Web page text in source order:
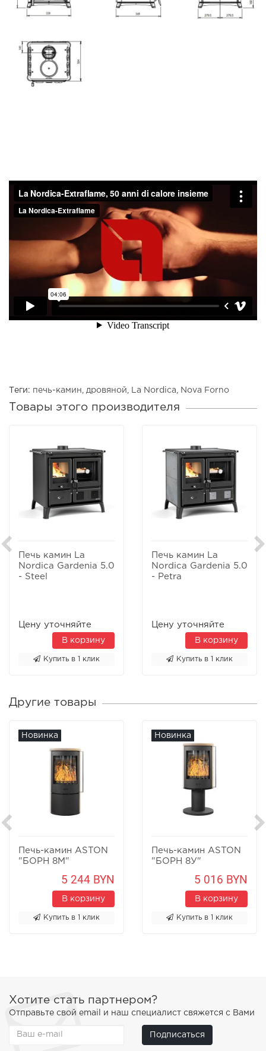
Теги: печь-камин дровяной La Nordica Nova Forno
Товары этого производителя
Печь камин La
Nordica Gardenia 5.0
- Steel
Цену уточняйте
В корзину
Купить в 1 клик
Печь камин La
Nordica Gardenia 5.0
- Petra
Цену уточняйте
В корзину
Купить в 1 клик
Другие товары
Новинка
Печь-камин ASTON
"БОРН 8М"
5 244 BYN
В корзину
Купить в 1 клик
Новинка
Печь-камин ASTON
"БОРН 8У"
5 016 BYN
В корзину
Купить в 1 клик
Хотите стать партнером?
Отправьте свой email и наш специалист свяжется с Вами
Подписаться